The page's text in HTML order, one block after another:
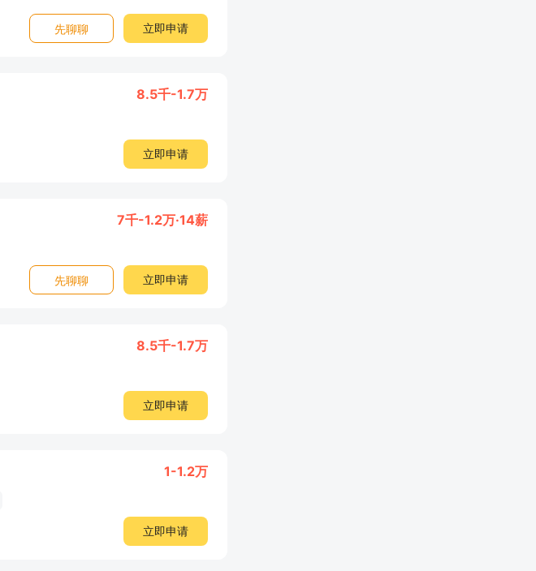
先聊聊 立即申请
8.5千-1.7万
立即申请
7千-1.2万·14薪
先聊聊 立即申请
8.5千-1.7万
立即申请
1-1.2万
立即申请